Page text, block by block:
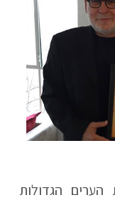
הגדולות